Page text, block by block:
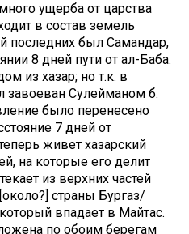
ущерба от царства
в состав земель
последних был Самандар,
8 дней пути от ал-Баба.
из хазар; но т.к. в
завоеван Сулейманом б.
было перенесено
7 дней от
живет хазарский
на которые его делит
из верхних частей
страны Бургаз/
впадает в Майтас.
по обоим берегам